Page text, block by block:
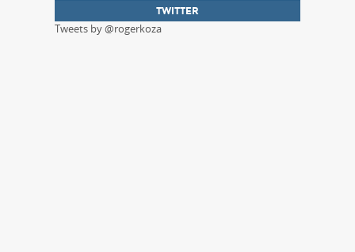
TWITTER
Tweets by @rogerkoza